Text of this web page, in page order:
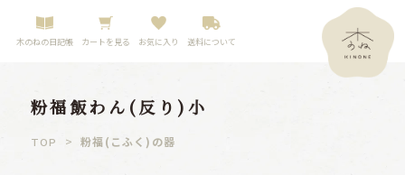
木のねの日記帳 カートを見る お気に入り 送料について
粉福飯わん(反り)小
TOP >粉福(こふく)の器